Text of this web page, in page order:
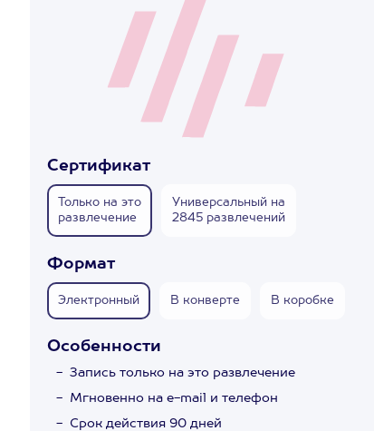
Сертификат
Только на это
развлечение
Универсальный на
2845 развлечений
Формат
Электронный В конверте В коробке
Особенности
Запись только на это развлечение
Мгновенно на e-mail и телефон
Срок действия 90 дней